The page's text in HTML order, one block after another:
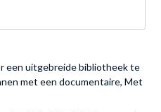
een uitgebreide bibliotheek te
met een documentaire, Met